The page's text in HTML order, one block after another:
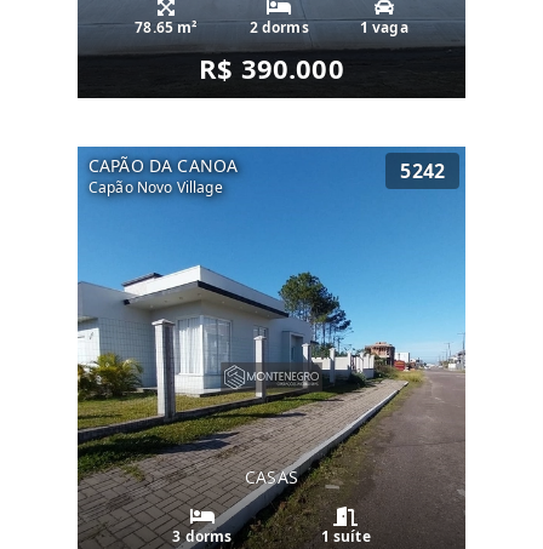
78.65 m² 2 dorms 1 vaga
R$ 390.000
CAPÃO DA CANOA
Capão Novo Village
5242
CASAS
3 dorms 1 suíte